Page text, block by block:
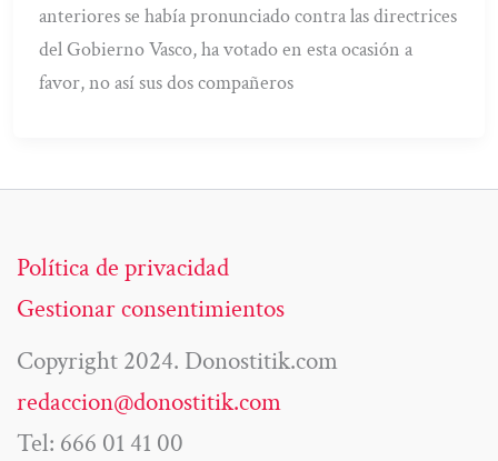
anteriores se había pronunciado contra las directrices
del Gobierno Vasco, ha votado en esta ocasión a
favor, no así sus dos compañeros
Política de privacidad
Gestionar consentimientos
Copyright 2024. Donostitik.com
redaccion@donostitik.com
Tel: 666 01 41 00